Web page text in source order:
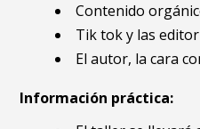
Contenido
Tik tok y las
El autor, la cara
Información práctica: